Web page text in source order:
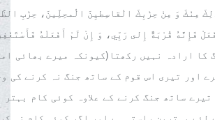
مِنْكَ وَ مِنْ حِزْبِكَ الْقاسِطيِنَ الُمحِلِّينَ، حِزْبِ
فَإِنَّهُ قُرْبَةٌ إِلى رَبِّي، وَ إِنْ لَمْ أَفْعَلْهُ
کا ارادہ نہیں رکھتا(کیونکہ میرے بھائی
اور تیری اس قوم کے ساتھ جنگ نہ کرنے کی
ساتھ جنگ کرنے کے علاوہ کوئی کام